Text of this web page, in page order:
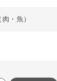
・魚）